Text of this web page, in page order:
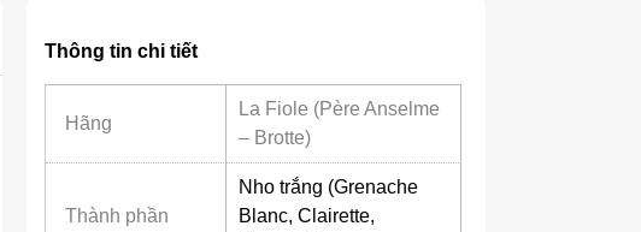
Thông tin chi tiết
Hãng
La Fiole (Père Anselme
– Brotte)
Thành phần
Nho trắng (Grenache
Blanc, Clairette,